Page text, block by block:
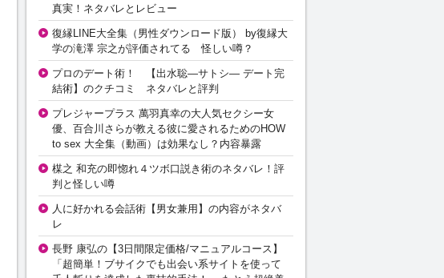
真実！ネタバレとレビュー
復縁LINE大全集（男性ダウンロード版） by復縁大
学の滝澤 宗之が評価されてる 怪しい噂？
プロのデート術！ 【出水聡―サトシ― デート完
結術】のクチコミ ネタバレと評判
プレジャープラス 萬羽真幸の大人気セクシー女
優、百合川さらが教える彼に愛されるためのHOW
to sex 大全集（動画）は効果なし？内容暴露
楳之 和充の即惚れ４ツボ口説き術のネタバレ！評
判と怪しい噂
人に好かれる会話術【男女兼用】の内容がネタバ
レ
長野 康弘の【3日間限定価格/マニュアルコース】
「超簡単！ブサイクでも出会い系サイトを使って